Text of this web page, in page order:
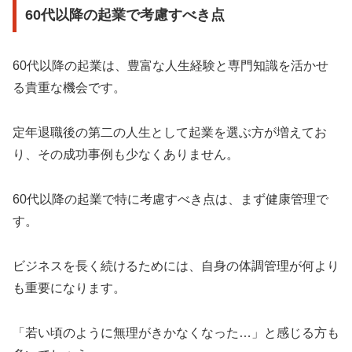
60代以降の起業で考慮すべき点
60代以降の起業は、豊富な人生経験と専門知識を活かせ
る貴重な機会です。
定年退職後の第二の人生として起業を選ぶ方が増えてお
り、その成功事例も少なくありません。
60代以降の起業で特に考慮すべき点は、まず健康管理で
す。
ビジネスを長く続けるためには、自身の体調管理が何より
も重要になります。
「若い頃のように無理がきかなくなった…」と感じる方も